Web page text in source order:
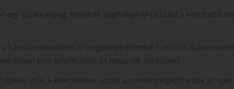
egy olyan anyag, melynek segítségével például a keletkező
rácsszerkezetben is megtelepedhetnek hasznos
erre kifejlesztett és használt médiáink).
már a keletkezése során azonnal megköthetjük az